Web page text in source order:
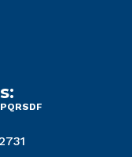
PQRSDF